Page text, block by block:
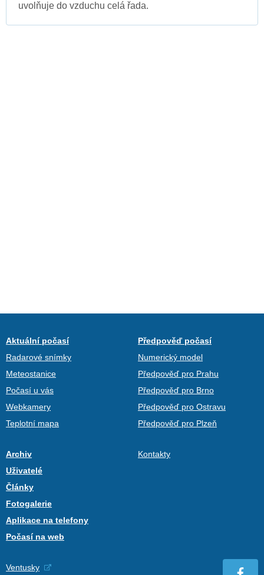
uvolňuje do vzduchu celá řada.
Aktuální počasí
Radarové snímky
Meteostanice
Počasí u vás
Webkamery
Teplotní mapa
Předpověď počasí
Numerický model
Předpověď pro Prahu
Předpověď pro Brno
Předpověď pro Ostravu
Předpověď pro Plzeň
Archiv
Uživatelé
Články
Fotogalerie
Aplikace na telefony
Počasí na web
Kontakty
Ventusky